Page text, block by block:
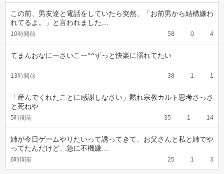
この前、男友達と電話をしていたら突然、「お前男から結構嫌わ
れてるよ。」と言われました…
10時間前 58 0 4
てまんおなにーさいこー^^ずっと快楽に溺れてたい
13時間前 38 1 1
「産んでくれたことに感謝しなさい」黙れ宗教カルト思考さっさ
と死ねや
5時間前 35 1 14
姉が今日ゲームやりたいって誘ってきて、お父さんと私と姉でや
ってたんだけど、急に不機嫌…
6時間前 25 1 3